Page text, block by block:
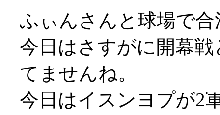
ふぃんさんと球場で合
今日はさすがに開幕
てませんね。
今日はイスンヨプが2